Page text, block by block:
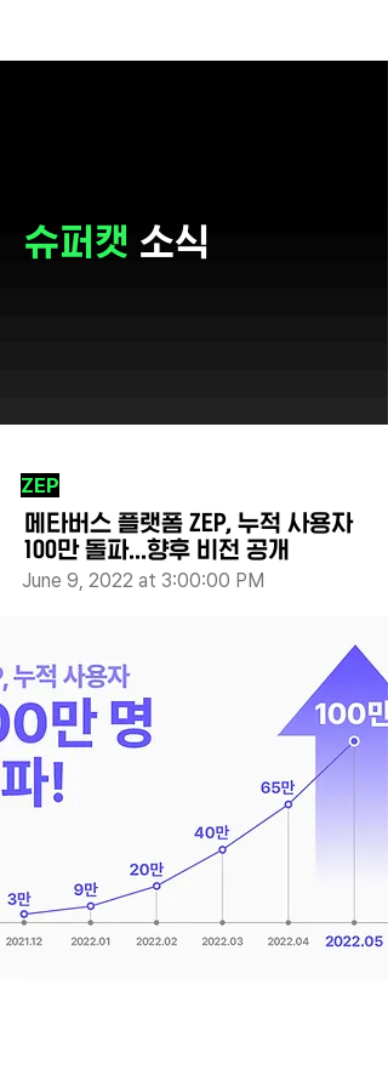
슈퍼캣 소식
ZEP
메타버스 플랫폼 ZEP, 누적 사용자
100만 돌파...향후 비전 공개
June 9, 2022 at 3:00:00 PM